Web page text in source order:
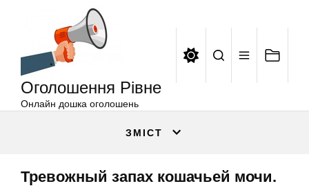
Оголошення Рівне
Онлайн дошка оголошень
ЗМІСТ
Тревожный запах кошачьей мочи.